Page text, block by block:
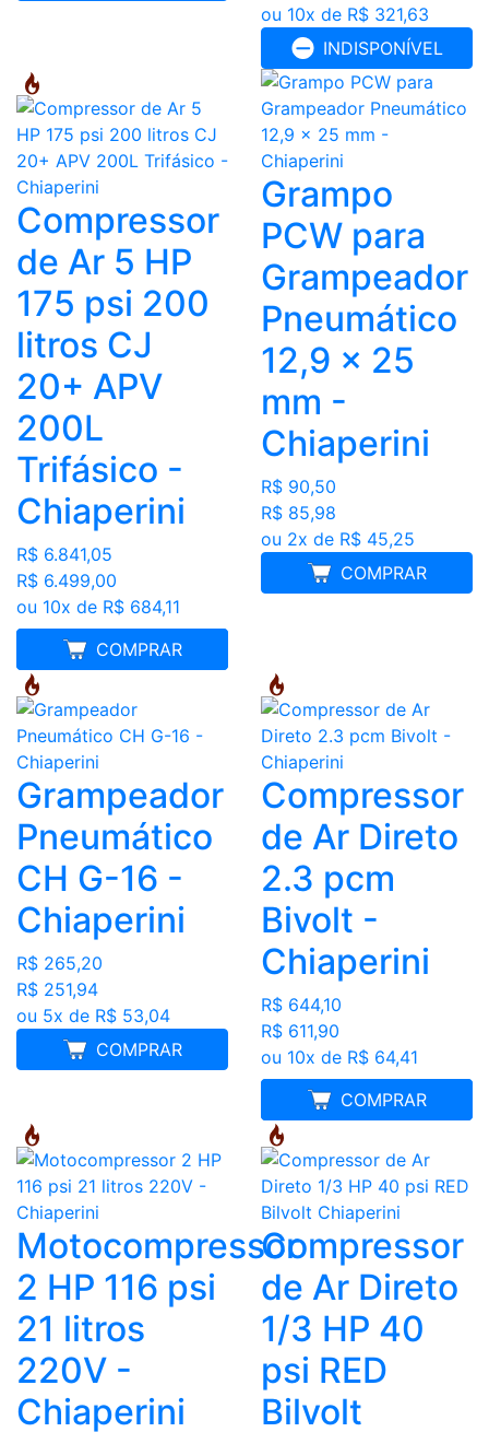
ou 10x de R$ 321,63
INDISPONÍVEL
Compressor
de Ar 5 HP
175 psi 200
litros CJ
20+ APV
200L
Trifásico -
Chiaperini
R$ 6.841,05
R$ 6.499,00
ou 10x de R$ 684,11
COMPRAR
MELHOR PREÇO
Grampo
PCW para
Grampeador
Pneumático
12,9 x 25
mm -
Chiaperini
R$ 90,50
R$ 85,98
ou 2x de R$ 45,25
COMPRAR
Grampeador
Pneumático
CH G-16 -
Chiaperini
R$ 265,20
R$ 251,94
ou 5x de R$ 53,04
COMPRAR
Compressor
de Ar Direto
2.3 pcm
Bivolt -
Chiaperini
R$ 644,10
R$ 611,90
ou 10x de R$ 64,41
COMPRAR
FRETE GRÁTIS
Motocompressor
2 HP 116 psi
21 litros
220V -
Chiaperini
Compressor
de Ar Direto
1/3 HP 40
psi RED
Bilvolt